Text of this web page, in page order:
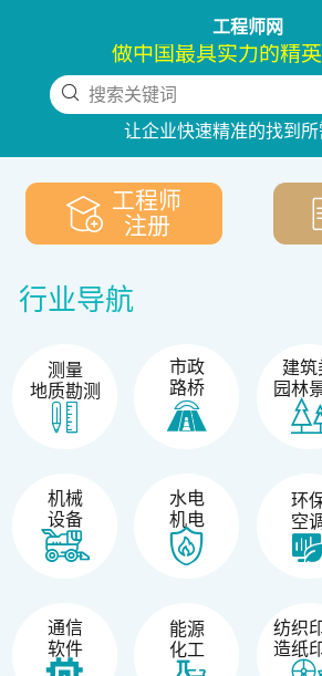
工程师网
做中国最具实力的精
搜索关键词
让企业快速精准的找到所
下拉刷新
工程师
注册
行业导航
测量
地质勘测
市政
路桥
建筑
园林
机械
设备
水电
机电
环
空调
通信
软件
能源
化工
纺织
造纸